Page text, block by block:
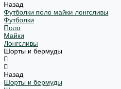
Назад
Футболки поло майки лонгсливы
Футболки
Поло
Майки
Лонгсливы
Шорты и бермуды
Назад
Шорты и бермуды